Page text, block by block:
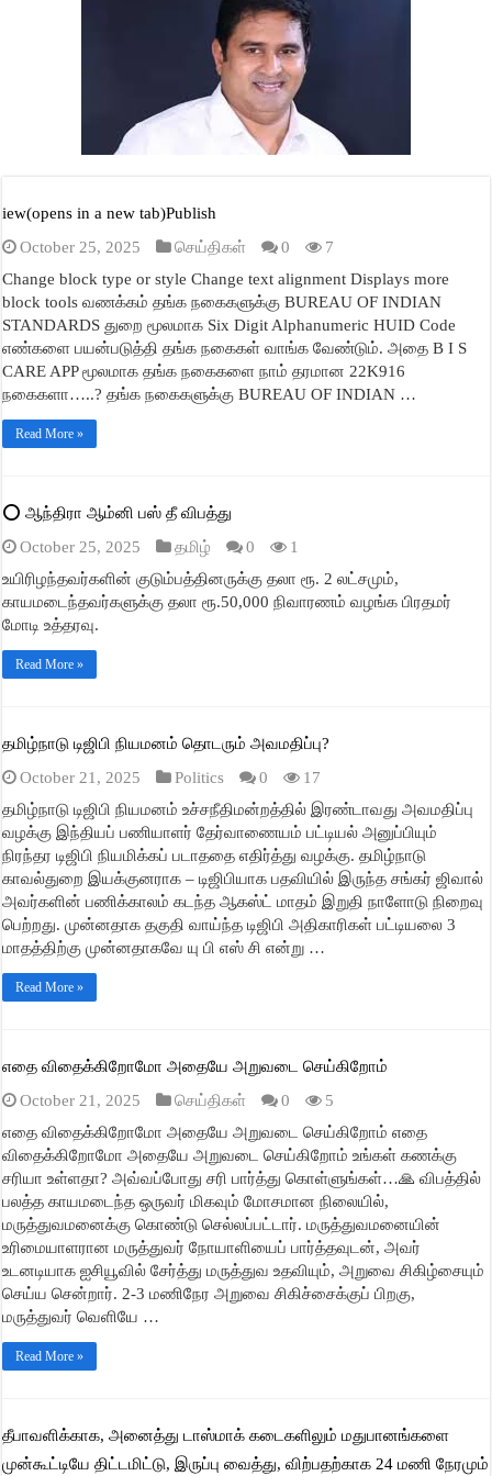
ge
iew(opens in a new tab)Publish
October 25, 2025
செய்திகள் 0
7
Change block type or style Change text alignment Displays more
block tools வணக்கம் தங்க நகைகளுக்கு BUREAU OF INDIAN
STANDARDS துறை மூலமாக Six Digit Alphanumeric HUID Code
எண்களை பயன்படுத்தி தங்க நகைகள் வாங்க வேண்டும். அதை B I S
CARE APP மூலமாக தங்க நகைகளை நாம் தரமான 22K916
நகைகளா…..? தங்க நகைகளுக்கு BUREAU OF INDIAN …
Read More »
⭕ ஆந்திரா ஆம்னி பஸ் தீ விபத்து
October 25, 2025
தமிழ் 0
1
உயிரிழந்தவர்களின் குடும்பத்தினருக்கு தலா ரூ. 2 லட்சமும்,
காயமடைந்தவர்களுக்கு தலா ரூ.50,000 நிவாரணம் வழங்க பிரதமர்
மோடி உத்தரவு.
Read More »
தமிழ்நாடு டிஜிபி நியமனம் தொடரும் அவமதிப்பு?
October 21, 2025
Politics 0
17
தமிழ்நாடு டிஜிபி நியமனம் உச்சநீதிமன்றத்தில் இரண்டாவது அவமதிப்பு
வழக்கு இந்தியப் பணியாளர் தேர்வாணையம் பட்டியல் அனுப்பியும்
நிரந்தர டிஜிபி நியமிக்கப் படாததை எதிர்த்து வழக்கு. தமிழ்நாடு
காவல்துறை இயக்குனராக – டிஜிபியாக பதவியில் இருந்த சங்கர் ஜிவால்
அவர்களின் பணிக்காலம் கடந்த ஆகஸ்ட் மாதம் இறுதி நாளோடு நிறைவு
பெற்றது. முன்னதாக தகுதி வாய்ந்த டிஜிபி அதிகாரிகள் பட்டியலை 3
மாதத்திற்கு முன்னதாகவே யு பி எஸ் சி என்று …
Read More »
எதை விதைக்கிறோமோ அதையே அறுவடை செய்கிறோம்
October 21, 2025
செய்திகள் 0
5
எதை விதைக்கிறோமோ அதையே அறுவடை செய்கிறோம் எதை
விதைக்கிறோமோ அதையே அறுவடை செய்கிறோம் உங்கள் கணக்கு
சரியா உள்ளதா? அவ்வப்போது சரி பார்த்து கொள்ளுங்கள்…🙏 விபத்தில்
பலத்த காயமடைந்த ஒருவர் மிகவும் மோசமான நிலையில்,
மருத்துவமனைக்கு கொண்டு செல்லப்பட்டார். மருத்துவமனையின்
உரிமையாளரான மருத்துவர் நோயாளியைப் பார்த்தவுடன், அவர்
உடனடியாக ஐசியூவில் சேர்த்து மருத்துவ உதவியும், அறுவை சிகிழ்சையும்
செய்ய சென்றார். 2-3 மணிநேர அறுவை சிகிச்சைக்குப் பிறகு,
மருத்துவர் வெளியே …
Read More »
தீபாவளிக்காக, அனைத்து டாஸ்மாக் கடைகளிலும் மதுபானங்களை
முன்கூட்டியே திட்டமிட்டு, இருப்பு வைத்து, விற்பதற்காக 24 மணி நேரமும்